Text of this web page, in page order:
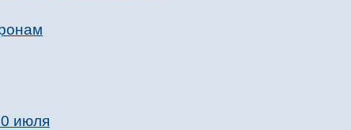
июля